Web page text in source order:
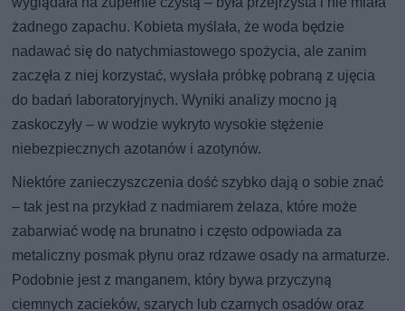
żadnego zapachu. Kobieta myślała, że woda będzie
nadawać się do natychmiastowego spożycia, ale zanim
zaczęła z niej korzystać, wysłała próbkę pobraną z ujęcia
do badań laboratoryjnych. Wyniki analizy mocno ją
zaskoczyły – w wodzie wykryto wysokie stężenie
niebezpiecznych azotanów i azotynów.
Niektóre zanieczyszczenia dość szybko dają o sobie znać
– tak jest na przykład z nadmiarem żelaza, które może
zabarwiać wodę na brunatno i często odpowiada za
metaliczny posmak płynu oraz rdzawe osady na armaturze.
Podobnie jest z manganem, który bywa przyczyną
ciemnych zacieków, szarych lub czarnych osadów oraz